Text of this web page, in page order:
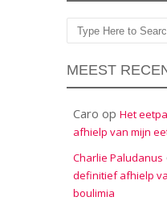
Zoeken
MEEST
Caro op Het
afhielp van mijn
Charlie Paludanus
definitief afhielp
boulimia